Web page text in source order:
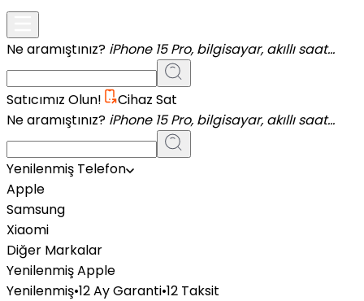
Ne aramıştınız? iPhone 15 Pro, bilgisayar, akıllı saat...
Satıcımız Olun!
Cihaz Sat
Ne aramıştınız? iPhone 15 Pro, bilgisayar, akıllı saat...
Yenilenmiş Telefon
Apple
Samsung
Xiaomi
Diğer Markalar
Yenilenmiş Apple
Yenilenmiş•12 Ay Garanti•12 Taksit